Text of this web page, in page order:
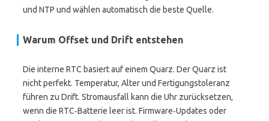
und NTP und wählen automatisch die beste Quelle.
Warum Offset und Drift entstehen
Die interne RTC basiert auf einem Quarz. Der Quarz ist
nicht perfekt. Temperatur, Alter und Fertigungstoleranz
führen zu Drift. Stromausfall kann die Uhr zurücksetzen,
wenn die RTC‑Batterie leer ist. Firmware‑Updates oder